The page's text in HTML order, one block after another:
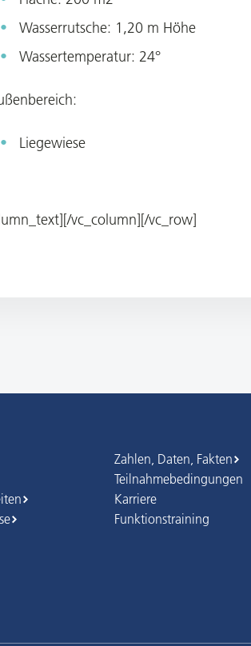
Wasserrutsche: 1,20 m Höhe
Wassertemperatur: 24°
Liegewiese
vc_column][/vc_row]
Zahlen, Daten, Fakten
Teilnahmebedingungen
Karriere
Funktionstraining